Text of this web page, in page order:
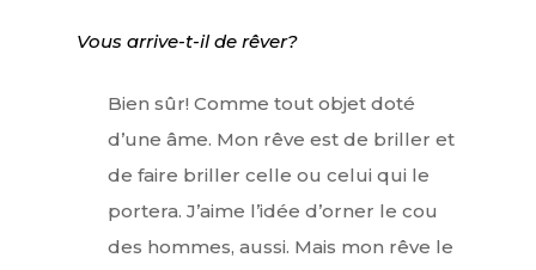
Vous arrive-t-il de rêver?
Bien sûr! Comme tout objet doté
d’une âme. Mon rêve est de briller et
de faire briller celle ou celui qui le
portera. J’aime l’idée d’orner le cou
des hommes, aussi. Mais mon rêve le